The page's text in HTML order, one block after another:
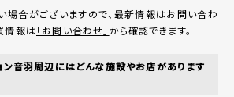
場合がございますので、最新情報はお問い合わ
情報は「お問い合わせ」 から確認できます。
ン音羽周辺にはどんな施設やお店があります